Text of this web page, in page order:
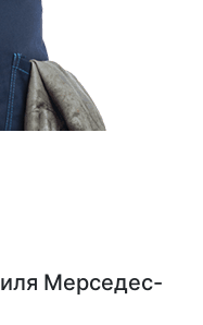
Мерседес-